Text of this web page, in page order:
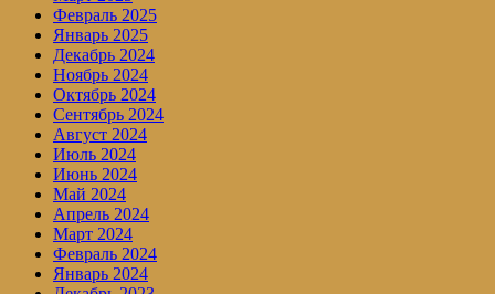
Февраль 2025
Январь 2025
Декабрь 2024
Ноябрь 2024
Октябрь 2024
Сентябрь 2024
Август 2024
Июль 2024
Июнь 2024
Май 2024
Апрель 2024
Март 2024
Февраль 2024
Январь 2024